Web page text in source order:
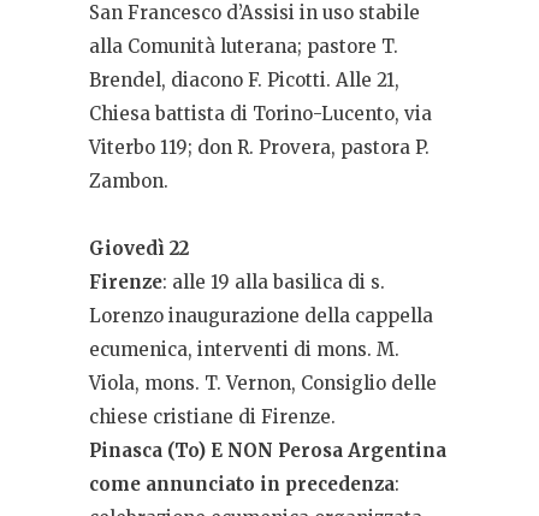
San Francesco d’Assisi in uso stabile
alla Comunità luterana; pastore T.
Brendel, diacono F. Picotti. Alle 21,
Chiesa battista di Torino-Lucento, via
Viterbo 119; don R. Provera, pastora P.
Zambon.
Giovedì 22
Firenze: alle 19 alla basilica di s.
Lorenzo inaugurazione della cappella
ecumenica, interventi di mons. M.
Viola, mons. T. Vernon, Consiglio delle
chiese cristiane di Firenze.
Pinasca (To) E NON Perosa Argentina
come annunciato in precedenza: